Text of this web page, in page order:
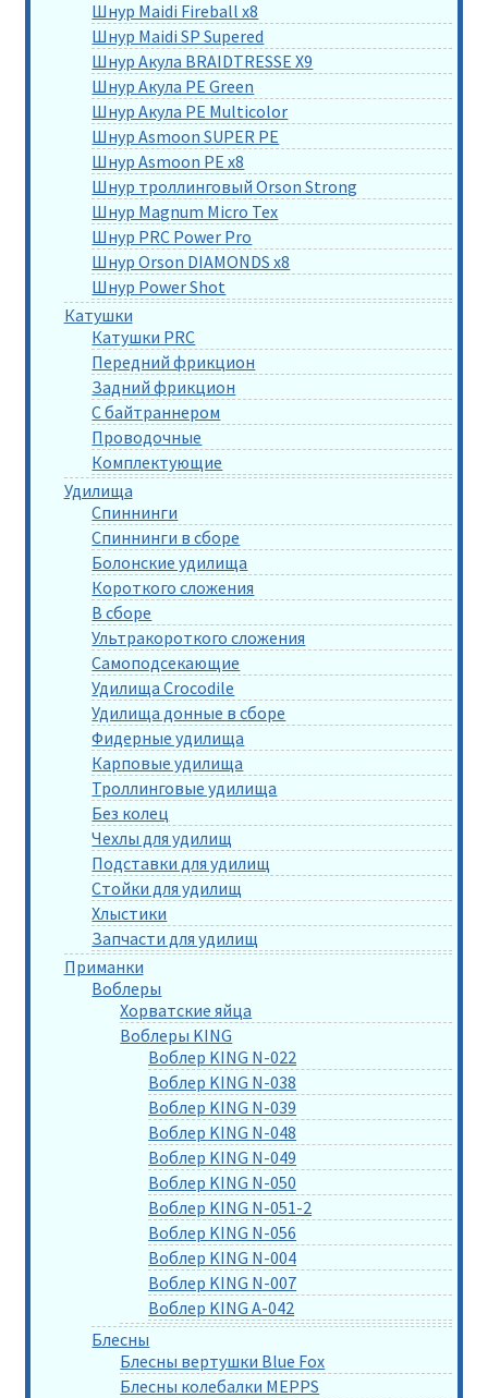
Шнур Maidi Fireball x8
Шнур Maidi SP Supered
Шнур Акула BRAIDTRESSE X9
Шнур Акула PE Green
Шнур Акула PE Multicolor
Шнур Asmoon SUPER PE
Шнур Asmoon PE x8
Шнур троллинговый Orson Strong
Шнур Magnum Micro Tex
Шнур PRC Power Pro
Шнур Orson DIAMONDS x8
Шнур Power Shot
Катушки
Катушки PRC
Передний фрикцион
Задний фрикцион
С байтраннером
Проводочные
Комплектующие
Удилища
Спиннинги
Спиннинги в сборе
Болонские удилища
Короткого сложения
В сборе
Ультракороткого сложения
Самоподсекающие
Удилища Crocodile
Удилища донные в сборе
Фидерные удилища
Карповые удилища
Троллинговые удилища
Без колец
Чехлы для удилищ
Подставки для удилищ
Стойки для удилищ
Хлыстики
Запчасти для удилищ
Приманки
Воблеры
Хорватские яйца
Воблеры KING
Воблер KING N-022
Воблер KING N-038
Воблер KING N-039
Воблер KING N-048
Воблер KING N-049
Воблер KING N-050
Воблер KING N-051-2
Воблер KING N-056
Воблер KING N-004
Воблер KING N-007
Воблер KING A-042
Блесны
Блесны вертушки Blue Fox
Блесны колебалки MEPPS